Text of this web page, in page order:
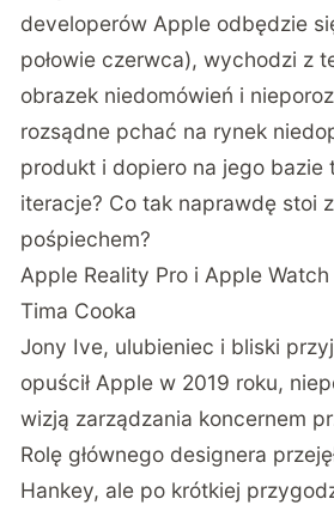
developerów Apple odbędzie
połowie czerwca), wychodzi z
obrazek niedomówień i
rozsądne pchać na rynek
produkt i dopiero na jego bazie
iteracje? Co tak naprawdę stoi
pośpiechem?
Apple Reality Pro i Apple
Tima Cooka
Jony Ive, ulubieniec i bliski
opuścił Apple w 2019 roku,
wizją zarządzania koncernem
Rolę głównego designera
Hankey, ale po krótkiej